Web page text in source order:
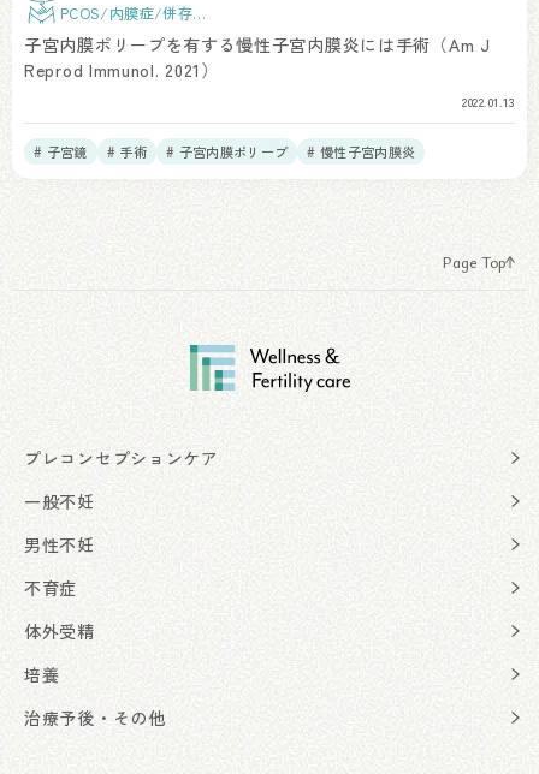
PCOS/内膜症/併存疾
患
子宮内膜ポリープを有する慢性子宮内膜炎には手術（Am J
Reprod Immunol. 2021）
2022.01.13
# 子宮鏡 # 手術 # 子宮内膜ポリープ # 慢性子宮内膜炎
Page Top
プレコンセプションケア
一般不妊
男性不妊
不育症
体外受精
培養
治療予後・その他